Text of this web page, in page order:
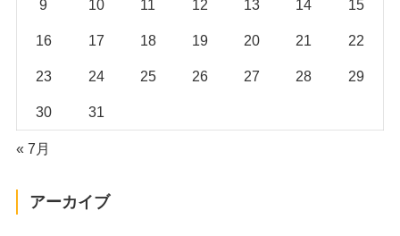
9 10 11 12 13 14 15
16 17 18 19 20 21 22
23 24 25 26 27 28 29
30 31
« 7月
アーカイブ